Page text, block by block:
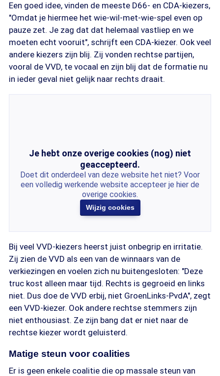
Een goed idee, vinden de meeste D66- en CDA-kiezers,
"Omdat je hiermee het wie-wil-met-wie-spel even op
pauze zet. Je zag dat dat helemaal vastliep en we
moeten echt vooruit", schrijft een CDA-kiezer. Ook veel
andere kiezers zijn blij. Zij vonden rechtse partijen,
vooral de VVD, te vocaal en zijn blij dat de formatie nu
in ieder geval niet gelijk naar rechts draait.
Je hebt onze overige cookies (nog) niet
geaccepteerd.
Doet dit onderdeel van deze website het niet? Voor
een volledig werkende website accepteer je hier de
overige cookies.
Wijzig cookies
Bij veel VVD-kiezers heerst juist onbegrip en irritatie.
Zij zien de VVD als een van de winnaars van de
verkiezingen en voelen zich nu buitengesloten: "Deze
truc kost alleen maar tijd. Rechts is gegroeid en links
niet. Dus doe de VVD erbij, niet GroenLinks-PvdA", zegt
een VVD-kiezer. Ook andere rechtse stemmers zijn
niet enthousiast. Ze zijn bang dat er niet naar de
rechtse kiezer wordt geluisterd.
Matige steun voor coalities
Er is geen enkele coalitie die op massale steun van